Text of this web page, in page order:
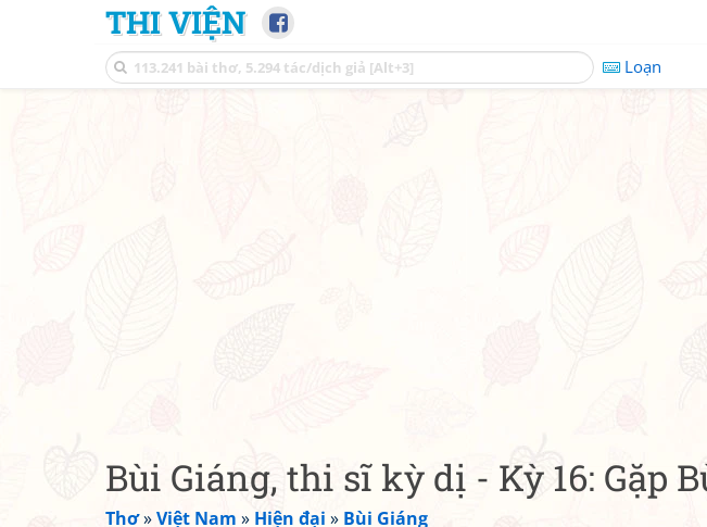
THI VIỆN
Loạn
Bùi Giáng, thi sĩ kỳ dị - Kỳ 16: Gặp
Thơ»Việt Nam » Hiện đại » Bùi Giáng